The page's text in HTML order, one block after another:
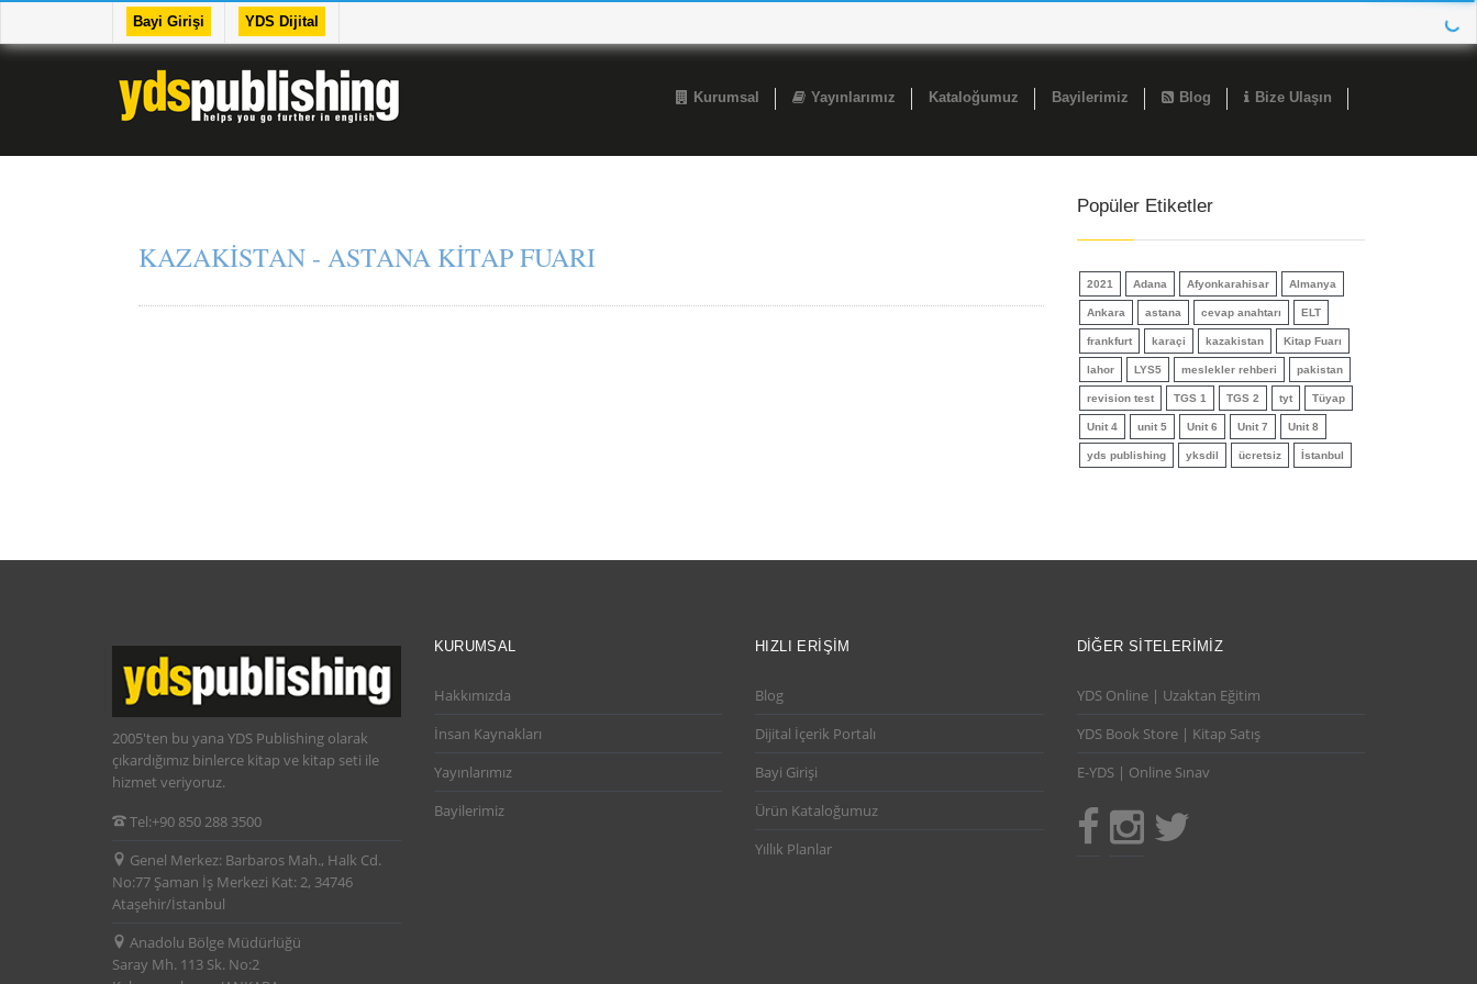
Bayi Girişi YDS Dijital
Kurumsal Yayınlarımız Kataloğumuz Bayilerimiz Blog Bize Ulaşın
KAZAKİSTAN - ASTANA KİTAP FUARI
Popüler Etiketler
2021 Adana Afyonkarahisar Almanya
Ankara astana cevap anahtarı ELT
frankfurt karaçi kazakistan Kitap Fuarı
lahor LYS5 meslekler rehberi pakistan
revision test TGS 1 TGS 2 tyt Tüyap
Unit 4 unit 5 Unit 6 Unit 7 Unit 8
yds publishing yksdil ücretsiz İstanbul
2005'ten bu yana YDS Publishing olarak
çıkardığımız binlerce kitap ve kitap seti ile
hizmet veriyoruz.
Tel:+90 850 288 3500
Genel Merkez: Barbaros Mah., Halk Cd.
No:77 Şaman İş Merkezi Kat: 2, 34746
Ataşehir/İstanbul
Anadolu Bölge Müdürlüğü
Saray Mh. 113 Sk. No:2
KURUMSAL
Hakkımızda
İnsan Kaynakları
Yayınlarımız
Bayilerimiz
HIZLI ERIŞIM
Blog
Dijital İçerik Portalı
Bayi Girişi
Ürün Kataloğumuz
Yıllık Planlar
DIĞER SITELERIMIZ
YDS Online | Uzaktan Eğitim
YDS Book Store | Kitap Satış
E-YDS | Online Sınav